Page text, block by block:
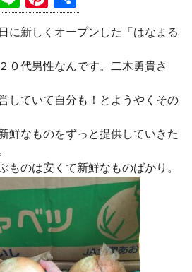
n
e
nt
er
es
有
に新しくオープンした「はなまる
０代男性なんです。二木勇貴さ
していて自分も！とようやくその
鮮なものをずっと提供していきた
ものは安くて新鮮なものばかり。